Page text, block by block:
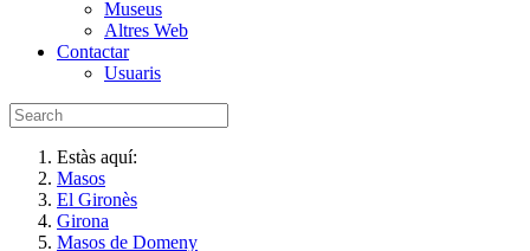
Museus
Altres Web
Contactar
Usuaris
Estàs aquí:
Masos
El Gironès
Girona
Masos de Domeny